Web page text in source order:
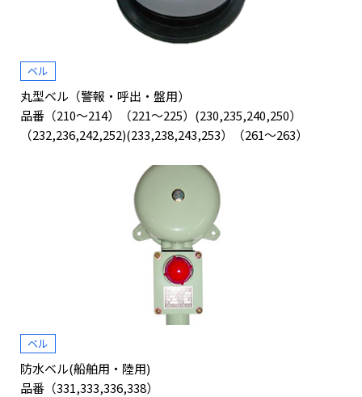
ベル
丸型ベル（警報・呼出・盤用）
品番（210～214）（221～225）(230,235,240,250）
（232,236,242,252)(233,238,243,253）（261～263）
ベル
防水ベル(船舶用・陸用)
品番（331,333,336,338）